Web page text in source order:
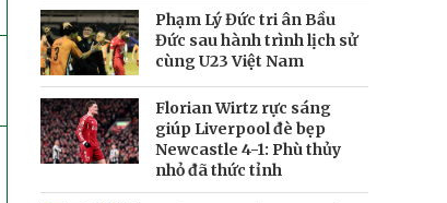
Phạm Lý Đức tri ân Bầu
Đức sau hành trình lịch sử
cùng U23 Việt Nam
Florian Wirtz rực sáng
giúp Liverpool đè bẹp
Newcastle 4-1: Phù thủy
nhỏ đã thức tỉnh